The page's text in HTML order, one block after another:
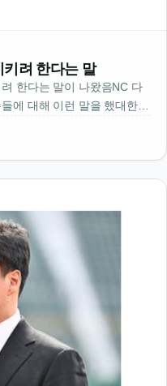
려 한다는 말
한다는 말이 나왔음NC 다
에 대해 이런 말을 했대한별
했음이 말은 김한별이 공격